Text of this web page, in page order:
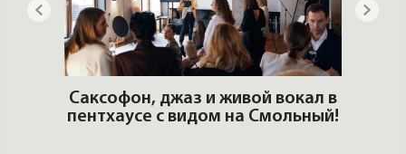
Саксофон, джаз и живой вокал в
пентхаусе с видом на Смольный!